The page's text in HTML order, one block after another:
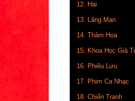
12. Hài
13. Lãng Mạn
14. Thảm Họa
15. Khoa Học Giả
16. Phiêu Lưu
17. Phim Ca Nhạc
18. Chiến Tranh